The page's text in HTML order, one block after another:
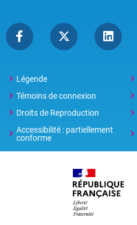
Légende
Témoins de connexion
Droits de Reproduction
Accessibilité : partiellement
conforme